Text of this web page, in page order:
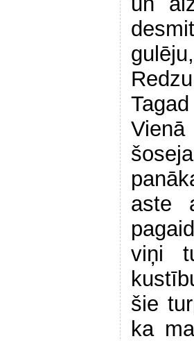
aste
viņi
šie
ka